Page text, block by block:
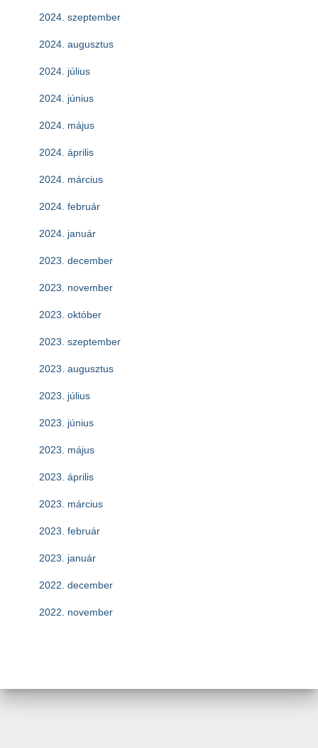
2024. szeptember
2024. augusztus
2024. július
2024. június
2024. május
2024. április
2024. március
2024. február
2024. január
2023. december
2023. november
2023. október
2023. szeptember
2023. augusztus
2023. július
2023. június
2023. május
2023. április
2023. március
2023. február
2023. január
2022. december
2022. november